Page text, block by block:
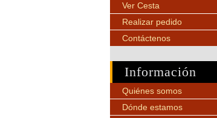
Ver Cesta
Realizar pedido
Contáctenos
Información
Quiénes somos
Dónde estamos